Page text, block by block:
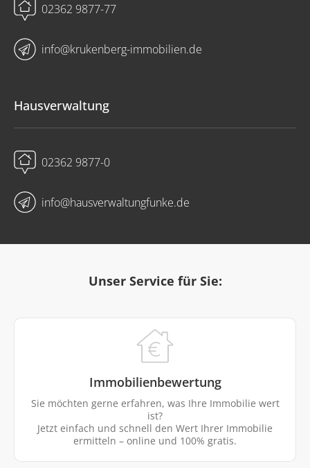
02362 9877-77
info@krukenberg-immobilien.de
Hausverwaltung
02362 9877-0
info@hausverwaltungfunke.de
Unser Service für Sie:
Immobilienbewertung
Sie möchten gerne erfahren, was Ihre Immobilie wert
ist?
Jetzt einfach und schnell den Wert Ihrer Immobilie
ermitteln – online und 100% gratis.